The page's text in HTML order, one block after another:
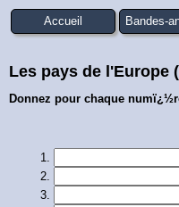
Accueil Bandes-
Les pays de l'Europe
Donnez pour chaque